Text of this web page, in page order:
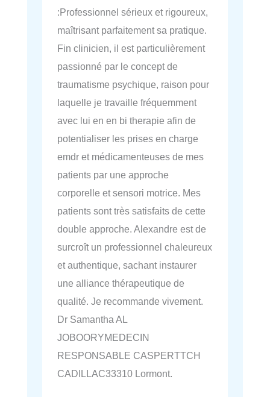
:Professionnel sérieux et rigoureux,
maîtrisant parfaitement sa pratique.
Fin clinicien, il est particulièrement
passionné par le concept de
traumatisme psychique, raison pour
laquelle je travaille fréquemment
avec lui en en bi therapie afin de
potentialiser les prises en charge
emdr et médicamenteuses de mes
patients par une approche
corporelle et sensori motrice. Mes
patients sont très satisfaits de cette
double approche. Alexandre est de
surcroît un professionnel chaleureux
et authentique, sachant instaurer
une alliance thérapeutique de
qualité. Je recommande vivement.
Dr Samantha AL
JOBOORYMEDECIN
RESPONSABLE CASPERTTCH
CADILLAC33310 Lormont.